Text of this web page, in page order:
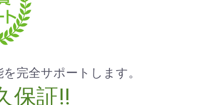
完全サポートします。
保証!!